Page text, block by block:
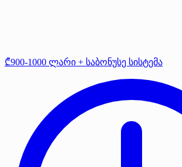
₾900-1000 ლარი + საბონუსე სისტემა